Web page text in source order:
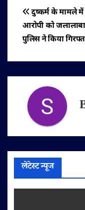
पोस्ट
नेविगेशन
दुष्कर्म के मामले में
आरोपी को
पुलिस ने किया
लेटेस्ट न्यूज